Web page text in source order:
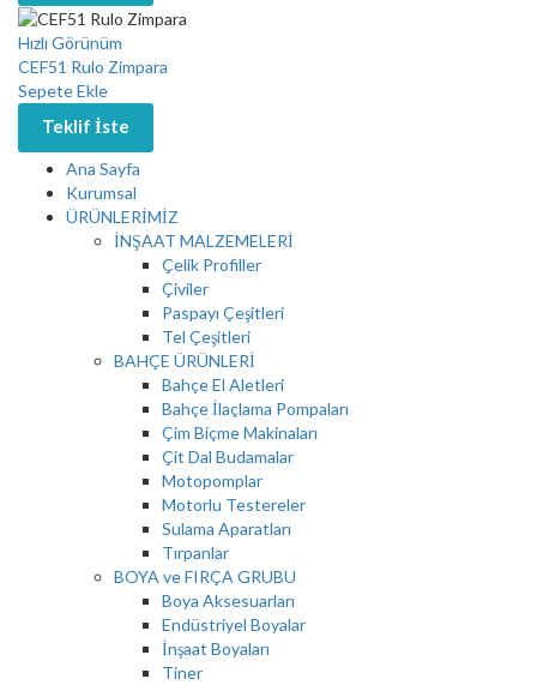
Hızlı Görünüm
CEF51 Rulo Zimpara
Sepete Ekle
Teklif İste
Ana Sayfa
Kurumsal
ÜRÜNLERİMİZ
İNŞAAT MALZEMELERİ
Çelik Profiller
Çiviler
Paspayı Çeşitleri
Tel Çeşitleri
BAHÇE ÜRÜNLERİ
Bahçe El Aletleri
Bahçe İlaçlama Pompaları
Çim Biçme Makinaları
Çit Dal Budamalar
Motopomplar
Motorlu Testereler
Sulama Aparatları
Tırpanlar
BOYA ve FIRÇA GRUBU
Boya Aksesuarları
Endüstriyel Boyalar
İnşaat Boyaları
Tiner